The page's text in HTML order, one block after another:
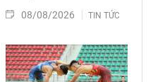
08/08/2026 TIN TỨC